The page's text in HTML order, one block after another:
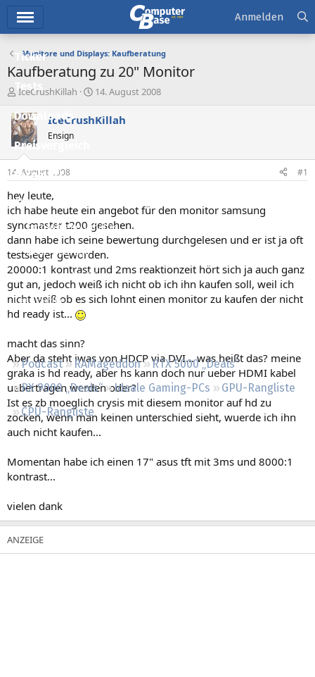
Ticker
Tests
Downloads
Preisvergleich
Forum
Aktuelles
Empfohlene Inhalte
Neue Beiträge
Neueste Aktivitäten
Leserartikel
Podcast RAMageddon
RTX 5000 „Deals“
RX 9000 „Deals“
Ideale Gaming-PCs
GPU-Rangliste
CPU-Rangliste
Anmelden
Monitore und Displays: Kaufberatung
Kaufberatung zu 20" Monitor
E
s
t
e
e
r
IceCrushKillah
E
s
t
14. August 2008
IceCrushKillah
Ensign
14. August 2008 #1
hey leute,
ich habe heute ein angebot für den monitor samsung
syncmaster t200 gesehen.
dann habe ich seine bewertung durchgelesen und er ist ja oft
testsieger geworden.
20000:1 kontrast und 2ms reaktionzeit hört sich ja auch ganz
gut an, jedoch weiß ich nicht ob ich ihn kaufen soll, weil ich
nicht weiß ob es sich lohnt einen monitor zu kaufen der nicht
hd ready ist...
macht das sinn?
Aber da steht iwas von HDCP via DVI... was heißt das? meine
graka is hd ready, aber hs kann doch nur ueber HDMI kabel
uebertragen werden oder?
Ist es zb moeglich crysis mit diesem monitor auf hd zu
zocken, wenn man keinen unterschied sieht, wuerde ich ihn
auch nicht kaufen...
Momentan habe ich einen 17" asus tft mit 3ms und 8000:1
kontrast...
vielen dank